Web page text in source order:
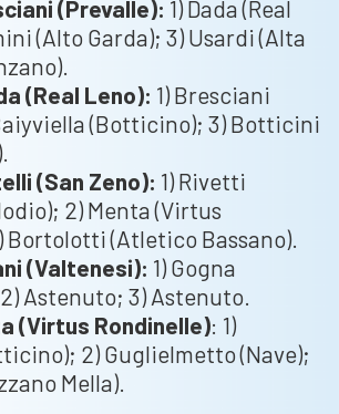
(Prevalle): 1) Dada (Real
(Alto Garda); 3) Usardi (Alta
(Real Leno): 1) Bresciani
(Botticino); 3) Botticini
(San Zeno): 1) Rivetti
2) Menta (Virtus
Bortolotti (Atletico Bassano).
(Valtenesi): 1) Gogna
Astenuto; 3) Astenuto.
(Virtus Rondinelle): 1)
2) Guglielmetto (Nave);
Mella).